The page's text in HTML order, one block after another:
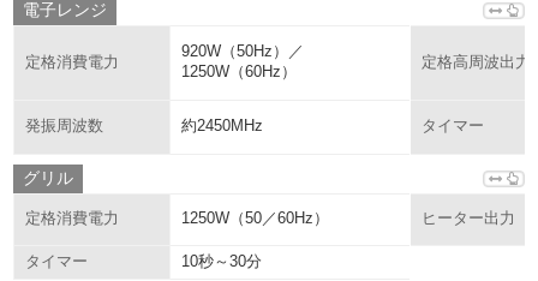
電子レンジ
定格消費電力
920W（50Hz）／
1250W（60Hz）
定格高周波出力
発振周波数 約2450MHz タイマー
グリル
定格消費電力 1250W（50／60Hz） ヒーター出力
タイマー 10秒～30分